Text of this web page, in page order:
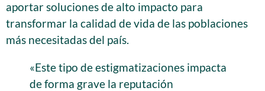
aportar soluciones de alto impacto para
transformar la calidad de vida de las poblaciones
más necesitadas del país.
«Este tipo de estigmatizaciones impacta
de forma grave la reputación